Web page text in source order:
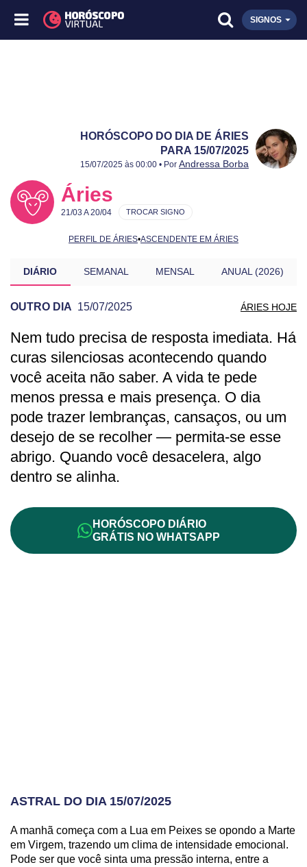
SIGNOS
HORÓSCOPO DO DIA DE ÁRIES
PARA 15/07/2025
Publicado:
15/07/2025
Atualizado:
15/07/2025
15/07/2025 às 00:00 • Por Andressa Borba
Áries
21/03 A 20/04
PERFIL DE ÁRIES•ASCENDENTE EM ÁRIES
TROCAR SIGNO
DIÁRIO SEMANAL MENSAL ANUAL (2026)
OUTRO DIA 15/07/2025 ÁRIES HOJE
PREVISÃO DE ÁRIES PARA OUTRO DIA
Nem tudo precisa de resposta imediata. Há
curas silenciosas acontecendo quando
você aceita não saber. A vida te pede
menos pressa e mais presença. O dia
pode trazer lembranças, cansaços, ou um
desejo de se recolher — permita-se esse
abrigo. Quando você desacelera, algo
dentro se alinha.
HORÓSCOPO DIÁRIO
GRÁTIS NO WHATSAPP
ASTRAL DO DIA 15/07/2025
A manhã começa com a Lua em Peixes se opondo a Marte
em Virgem, trazendo um clima de intensidade emocional.
Pode ser que você sinta uma pressão interna, entre a